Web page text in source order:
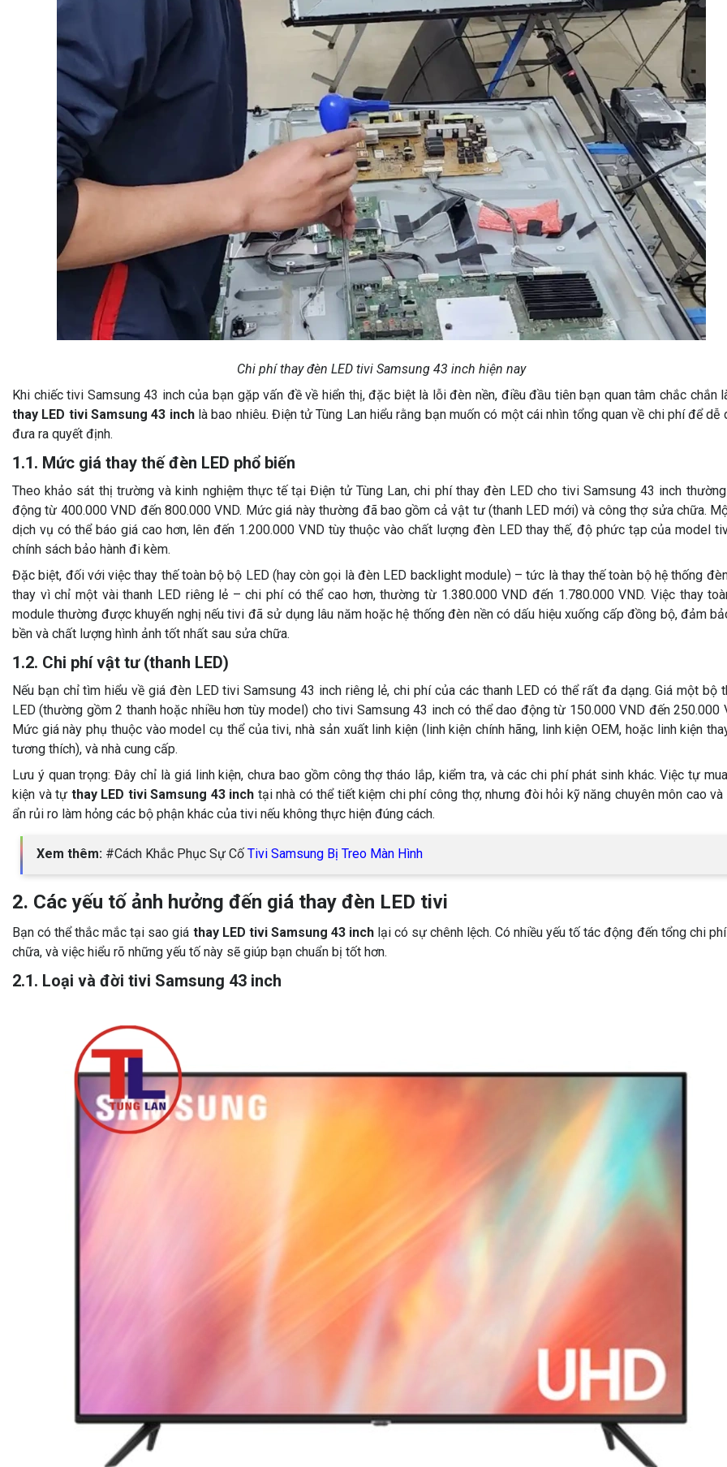
Chi phí thay đèn LED tivi Samsung 43 inch hiện nay
Khi chiếc tivi Samsung 43 inch của bạn gặp vấn đề về hiển thị, đặc biệt là lỗi đèn nền, điều đầu tiên bạn quan tâm chắc chắn
thay LED tivi Samsung 43 inchlà bao nhiêu. Điện tử Tùng Lan hiểu rằng bạn muốn có một cái nhìn tổng quan về chi phí để dễ
đưa ra quyết định.
1.1. Mức giá thay thế đèn LED phổ biến
Theo khảo sát thị trường và kinh nghiệm thực tế tại Điện tử Tùng Lan, chi phí thay đèn LED cho tivi Samsung 43 inch
động từ 400.000 VND đến 800.000 VND. Mức giá này thường đã bao gồm cả vật tư (thanh LED mới) và công thợ sửa chữa.
dịch vụ có thể báo giá cao hơn, lên đến 1.200.000 VND tùy thuộc vào chất lượng đèn LED thay thế, độ phức tạp của model
chính sách bảo hành đi kèm.
Đặc biệt, đối với việc thay thế toàn bộ bộ LED (hay còn gọi là đèn LED backlight module) – tức là thay thế toàn bộ hệ thống
thay vì chỉ một vài thanh LED riêng lẻ – chi phí có thể cao hơn, thường từ 1.380.000 VND đến 1.780.000 VND. Việc thay
module thường được khuyến nghị nếu tivi đã sử dụng lâu năm hoặc hệ thống đèn nền có dấu hiệu xuống cấp đồng bộ, đảm
bền và chất lượng hình ảnh tốt nhất sau sửa chữa.
1.2. Chi phí vật tư (thanh LED)
Nếu bạn chỉ tìm hiểu về giá đèn LED tivi Samsung 43 inch riêng lẻ, chi phí của các thanh LED có thể rất đa dạng. Giá một bộ
LED (thường gồm 2 thanh hoặc nhiều hơn tùy model) cho tivi Samsung 43 inch có thể dao động từ 150.000 VND đến 250.000
Mức giá này phụ thuộc vào model cụ thể của tivi, nhà sản xuất linh kiện (linh kiện chính hãng, linh kiện OEM, hoặc linh kiện
tương thích), và nhà cung cấp.
Lưu ý quan trọng: Đây chỉ là giá linh kiện, chưa bao gồm công thợ tháo lắp, kiểm tra, và các chi phí phát sinh khác. Việc tự
kiện và tự thay LED tivi Samsung 43 inch tại nhà có thể tiết kiệm chi phí công thợ, nhưng đòi hỏi kỹ năng chuyên môn cao và
ẩn rủi ro làm hỏng các bộ phận khác của tivi nếu không thực hiện đúng cách.
Xem thêm: #Cách Khắc Phục Sự Cố Tivi Samsung Bị Treo Màn Hình
2. Các yếu tố ảnh hưởng đến giá thay đèn LED tivi
Bạn có thể thắc mắc tại sao giá thay LED tivi Samsung 43 inchlại có sự chênh lệch. Có nhiều yếu tố tác động đến tổng chi
chữa, và việc hiểu rõ những yếu tố này sẽ giúp bạn chuẩn bị tốt hơn.
2.1. Loại và đời tivi Samsung 43 inch